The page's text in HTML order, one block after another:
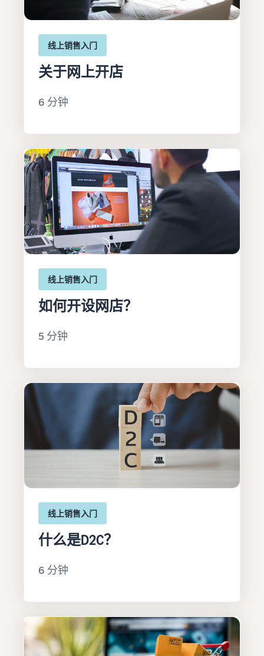
线上销售入门
关于网上开店
6 分钟
线上销售入门
如何开设网店？
5 分钟
线上销售入门
什么是D2C？
6 分钟